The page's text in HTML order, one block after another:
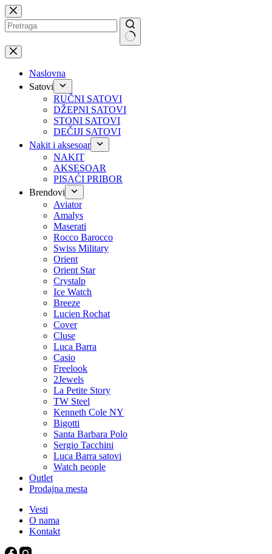
Preskoči
na
No
results
Naslovna
Satovi
RUČNI SATOVI
DŽEPNI SATOVI
STONI SATOVI
DEČIJI SATOVI
Nakit i aksesoar
NAKIT
AKSESOAR
PISAĆI PRIBOR
Brendovi
Aviator
Amalys
Maserati
Rocco Barocco
Swiss Military
Orient
Orient Star
Crystalp
Ice Watch
Breeze
Lucien Rochat
Cover
Cluse
Luca Barra
Casio
Freelook
2Jewels
La Petite Story
TW Steel
Kenneth Cole NY
Bigotti
Santa Barbara Polo
Sergio Tacchini
Luca Barra satovi
Watch people
Outlet
Prodajna mesta
Vesti
O nama
Kontakt